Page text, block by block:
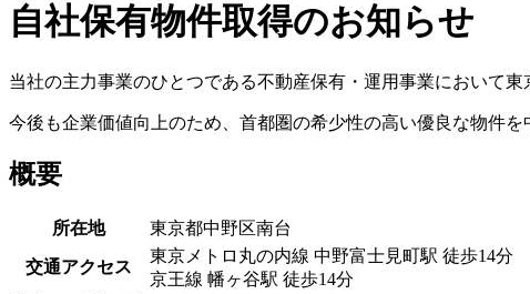
自社保有物件取得のお知らせ
当社の主力事業のひとつである不動産保有・運用事業において
今後も企業価値向上のため、首都圏の希少性の高い優良な物件を
概要
所在地 東京都中野区南台
交通アクセス
東京メトロ丸の内線 中野富士見町駅 徒歩14分
京王線 幡ヶ谷駅 徒歩14分